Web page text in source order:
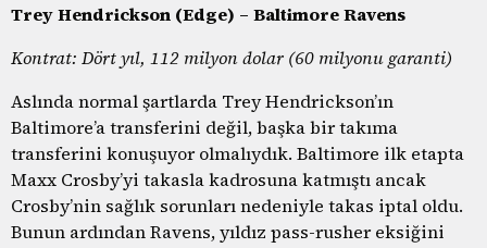
Trey Hendrickson (Edge) – Baltimore Ravens
Kontrat: Dört yıl, 112 milyon dolar (60 milyonu garanti)
Aslında normal şartlarda Trey Hendrickson’ın
Baltimore’a transferini değil, başka bir takıma
transferini konuşuyor olmalıydık. Baltimore ilk etapta
Maxx Crosby’yi takasla kadrosuna katmıştı ancak
Crosby’nin sağlık sorunları nedeniyle takas iptal oldu.
Bunun ardından Ravens, yıldız pass-rusher eksiğini